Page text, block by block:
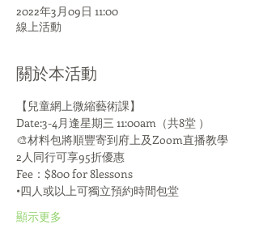
2022年3月09日 11:00
線上活動
關於本活動
【兒童網上微縮藝術課】
Date:3-4月逢星期三 11:00am（共8堂 ）
🎨材料包將順豐寄到府上及Zoom直播教學
2人同行可享95折優惠
Fee：$800 for 8lessons
•四人或以上可獨立預約時間包堂
顯示更多